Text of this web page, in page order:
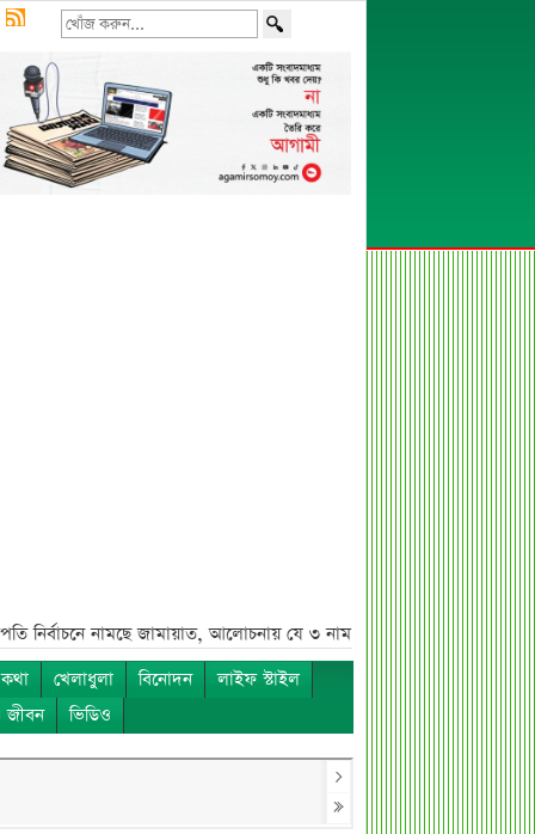
নামছে জামায়াত, আলোচনায় যে ৩ নাম*** দেবকে কটাক্ষ করে জিতের
খেলাধুলা বিনোদন
লাইফ স্টাইল
জীবন ভিডিও